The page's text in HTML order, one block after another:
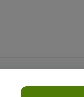
y de laPolítica de